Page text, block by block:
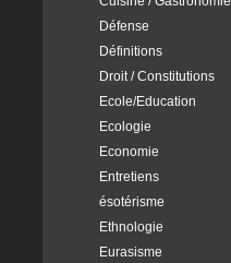
Défense
Définitions
Droit / Constitutions
Ecole/Education
Ecologie
Economie
Entretiens
ésotérisme
Ethnologie
Eurasisme